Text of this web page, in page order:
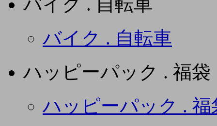
バイク . 自転車
バイク . 自転車
ハッピーパック . 福袋
ハッピーパック . 福